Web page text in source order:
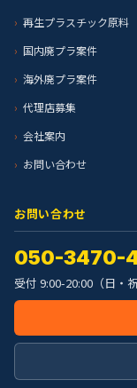
再生プラスチック原料
国内廃プラ案件
海外廃プラ案件
代理店募集
会社案内
お問い合わせ
お問い合わせ
050-3470-
受付 9:00-20:00（日・祝